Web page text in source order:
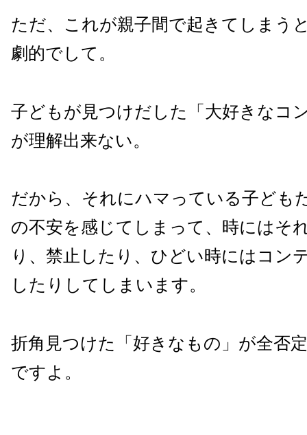
ただ、これが親子間で起きてしまう
劇的でして。
子どもが見つけだした「大好きなコ
が理解出来ない。
だから、それにハマっている子ども
の不安を感じてしまって、時にはそ
り、禁止したり、ひどい時にはコン
したりしてしまいます。
折角見つけた「好きなもの」が全否
ですよ。